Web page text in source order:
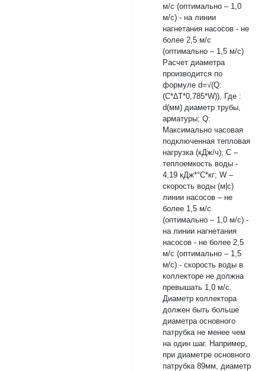
м/с (оптимально – 1,0
м/с) - на линии
нагнетания насосов - не
более 2,5 м/с
(оптимально – 1,5 м/с)
Расчет диаметра
производится по
формуле d=√(Q:
(C*∆T*0,785*W)), Где :
d(мм) диаметр трубы,
арматуры; Q:
Максимально часовая
подключенная тепловая
нагрузка (кДж/ч); С –
теплоемкость воды -
4,19 кДж*°С*кг; W –
скорость воды (м|c)
линии насосов – не
более 1,5 м/с
(оптимально – 1,0 м/с) -
на линии нагнетания
насосов - не более 2,5
м/с (оптимально – 1,5
м/с) - скорость воды в
коллекторе не должна
превышать 1,0 м/с.
Диаметр коллектора
должен быть больше
диаметра основного
патрубка не менее чем
на один шаг. Например,
при диаметре основного
патрубка 89мм, диаметр